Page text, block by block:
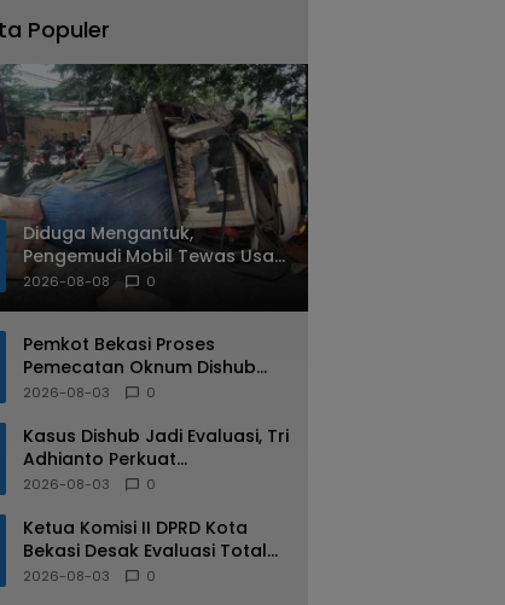
Populer
Diduga Mengantuk,
Pengemudi Mobil Tewas Usai
Tabrak Pohon di Jatiasih
2026-08-08 0
Pemkot Bekasi Proses
Pemecatan Oknum Dishub
Yang Diduga Lakukan Pungli
2026-08-03 0
Kasus Dishub Jadi Evaluasi, Tri
Adhianto Perkuat
Pengawasan Aparatur
2026-08-03 0
Ketua Komisi II DPRD Kota
Bekasi Desak Evaluasi Total
Usai Dugaan Pungli Oknum
2026-08-03 0